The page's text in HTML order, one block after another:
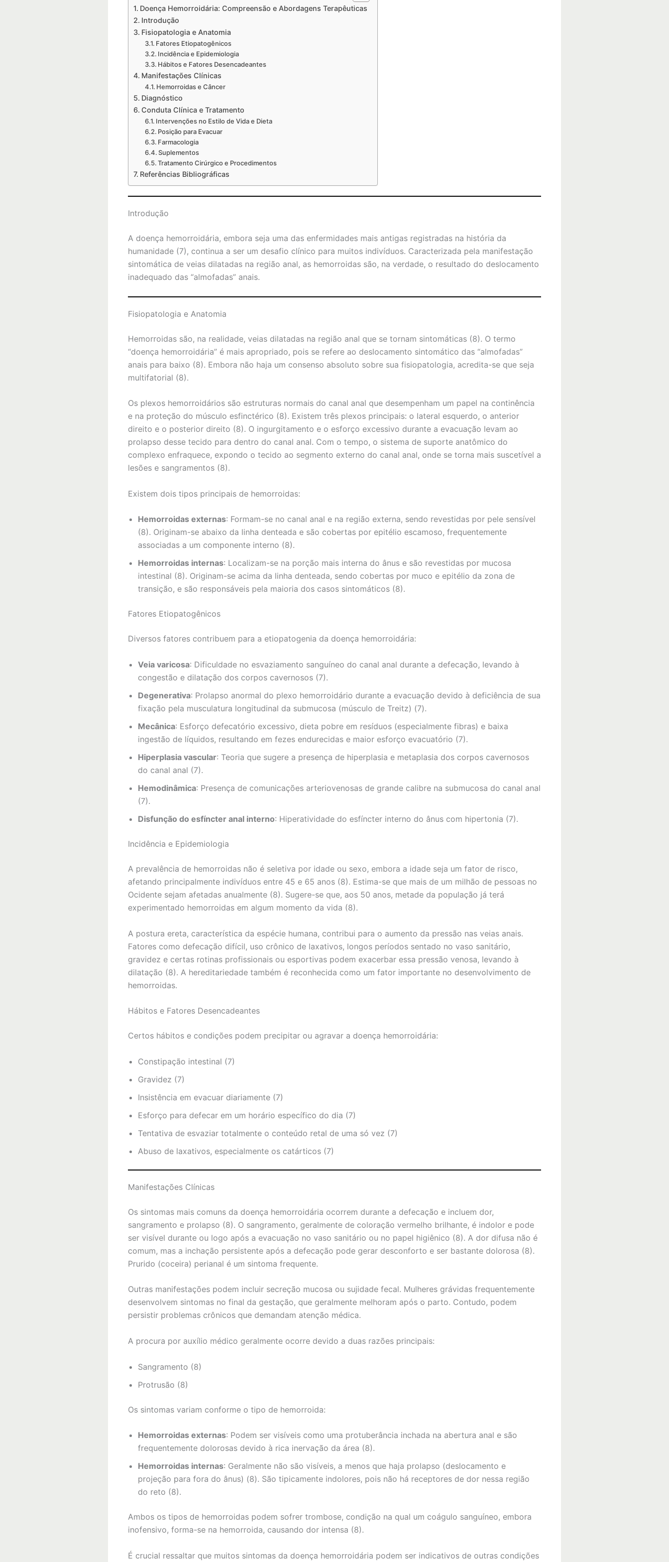
Doença Hemorroidária: Compreensão e Abordagens Terapêuticas
Introdução
Fisiopatologia e Anatomia
Fatores Etiopatogênicos
Incidência e Epidemiologia
Hábitos e Fatores Desencadeantes
Manifestações Clínicas
Hemorroidas e Câncer
Diagnóstico
Conduta Clínica e Tratamento
Intervenções no Estilo de Vida e Dieta
Posição para Evacuar
Farmacologia
Suplementos
Tratamento Cirúrgico e Procedimentos
Referências Bibliográficas
Introdução
A doença hemorroidária, embora seja uma das enfermidades mais antigas registradas na história da
humanidade (7), continua a ser um desafio clínico para muitos indivíduos. Caracterizada pela manifestação
sintomática de veias dilatadas na região anal, as hemorroidas são, na verdade, o resultado do deslocamento
inadequado das “almofadas” anais.
Fisiopatologia e Anatomia
Hemorroidas são, na realidade, veias dilatadas na região anal que se tornam sintomáticas (8). O termo
“doença hemorroidária” é mais apropriado, pois se refere ao deslocamento sintomático das “almofadas”
anais para baixo (8). Embora não haja um consenso absoluto sobre sua fisiopatologia, acredita-se que seja
multifatorial (8).
Os plexos hemorroidários são estruturas normais do canal anal que desempenham um papel na continência
e na proteção do músculo esfinctérico (8). Existem três plexos principais: o lateral esquerdo, o anterior
direito e o posterior direito (8). O ingurgitamento e o esforço excessivo durante a evacuação levam ao
prolapso desse tecido para dentro do canal anal. Com o tempo, o sistema de suporte anatômico do
complexo enfraquece, expondo o tecido ao segmento externo do canal anal, onde se torna mais suscetível a
lesões e sangramentos (8).
Existem dois tipos principais de hemorroidas:
Hemorroidas externas: Formam-se no canal anal e na região externa, sendo revestidas por pele sensível
(8). Originam-se abaixo da linha denteada e são cobertas por epitélio escamoso, frequentemente
associadas a um componente interno (8).
Hemorroidas internas: Localizam-se na porção mais interna do ânus e são revestidas por mucosa
intestinal (8). Originam-se acima da linha denteada, sendo cobertas por muco e epitélio da zona de
transição, e são responsáveis pela maioria dos casos sintomáticos (8).
Fatores Etiopatogênicos
Diversos fatores contribuem para a etiopatogenia da doença hemorroidária:
Veia varicosa: Dificuldade no esvaziamento sanguíneo do canal anal durante a defecação, levando à
congestão e dilatação dos corpos cavernosos (7).
Degenerativa: Prolapso anormal do plexo hemorroidário durante a evacuação devido à deficiência de sua
fixação pela musculatura longitudinal da submucosa (músculo de Treitz) (7).
Mecânica: Esforço defecatório excessivo, dieta pobre em resíduos (especialmente fibras) e baixa
ingestão de líquidos, resultando em fezes endurecidas e maior esforço evacuatório (7).
Hiperplasia vascular: Teoria que sugere a presença de hiperplasia e metaplasia dos corpos cavernosos
do canal anal (7).
Hemodinâmica: Presença de comunicações arteriovenosas de grande calibre na submucosa do canal anal
(7).
Disfunção do esfíncter anal interno: Hiperatividade do esfíncter interno do ânus com hipertonia (7).
Incidência e Epidemiologia
A prevalência de hemorroidas não é seletiva por idade ou sexo, embora a idade seja um fator de risco,
afetando principalmente indivíduos entre 45 e 65 anos (8). Estima-se que mais de um milhão de pessoas no
Ocidente sejam afetadas anualmente (8). Sugere-se que, aos 50 anos, metade da população já terá
experimentado hemorroidas em algum momento da vida (8).
A postura ereta, característica da espécie humana, contribui para o aumento da pressão nas veias anais.
Fatores como defecação difícil, uso crônico de laxativos, longos períodos sentado no vaso sanitário,
gravidez e certas rotinas profissionais ou esportivas podem exacerbar essa pressão venosa, levando à
dilatação (8). A hereditariedade também é reconhecida como um fator importante no desenvolvimento de
hemorroidas.
Hábitos e Fatores Desencadeantes
Certos hábitos e condições podem precipitar ou agravar a doença hemorroidária:
Constipação intestinal (7)
Gravidez (7)
Insistência em evacuar diariamente (7)
Esforço para defecar em um horário específico do dia (7)
Tentativa de esvaziar totalmente o conteúdo retal de uma só vez (7)
Abuso de laxativos, especialmente os catárticos (7)
Manifestações Clínicas
Os sintomas mais comuns da doença hemorroidária ocorrem durante a defecação e incluem dor,
sangramento e prolapso (8). O sangramento, geralmente de coloração vermelho brilhante, é indolor e pode
ser visível durante ou logo após a evacuação no vaso sanitário ou no papel higiênico (8). A dor difusa não é
comum, mas a inchação persistente após a defecação pode gerar desconforto e ser bastante dolorosa (8).
Prurido (coceira) perianal é um sintoma frequente.
Outras manifestações podem incluir secreção mucosa ou sujidade fecal. Mulheres grávidas frequentemente
desenvolvem sintomas no final da gestação, que geralmente melhoram após o parto. Contudo, podem
persistir problemas crônicos que demandam atenção médica.
A procura por auxílio médico geralmente ocorre devido a duas razões principais:
Sangramento (8)
Protrusão (8)
Os sintomas variam conforme o tipo de hemorroida:
Hemorroidas externas: Podem ser visíveis como uma protuberância inchada na abertura anal e são
frequentemente dolorosas devido à rica inervação da área (8).
Hemorroidas internas: Geralmente não são visíveis, a menos que haja prolapso (deslocamento e
projeção para fora do ânus) (8). São tipicamente indolores, pois não há receptores de dor nessa região
do reto (8).
Ambos os tipos de hemorroidas podem sofrer trombose, condição na qual um coágulo sanguíneo, embora
inofensivo, forma-se na hemorroida, causando dor intensa (8).
É crucial ressaltar que muitos sintomas da doença hemorroidária podem ser indicativos de outras condições